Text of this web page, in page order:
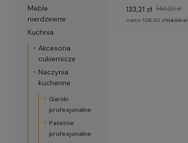
Meble
nierdzewne
Kuchnia
Akcesoria
cukiernicze
Naczynia
kuchenne
Garnki
profesjonalne
Patelnie
profesjonalne
133,21 zł 140,22 zł
netto: 108,30 zł114,00 zł